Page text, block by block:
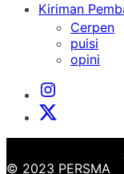
Kiriman
Cerpen
puisi
opini
Instagram
Institut
X
© 2023 PERSMA